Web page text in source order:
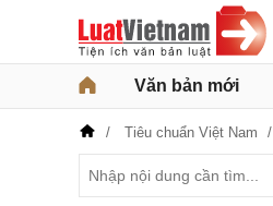
Văn bản mới
Tiêu chuẩn Việt Nam